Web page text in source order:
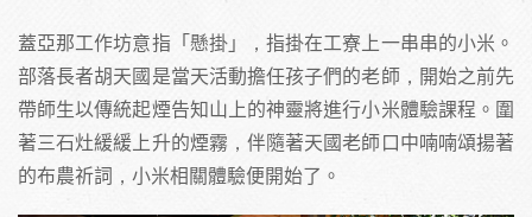
蓋亞那工作坊意指「懸掛」，指掛在工寮上一串串的小米。
部落長者胡天國是當天活動擔任孩子們的老師，開始之前先
帶師生以傳統起煙告知山上的神靈將進行小米體驗課程。圍
著三石灶緩緩上升的煙霧，伴隨著天國老師口中喃喃頌揚著
的布農祈詞，小米相關體驗便開始了。